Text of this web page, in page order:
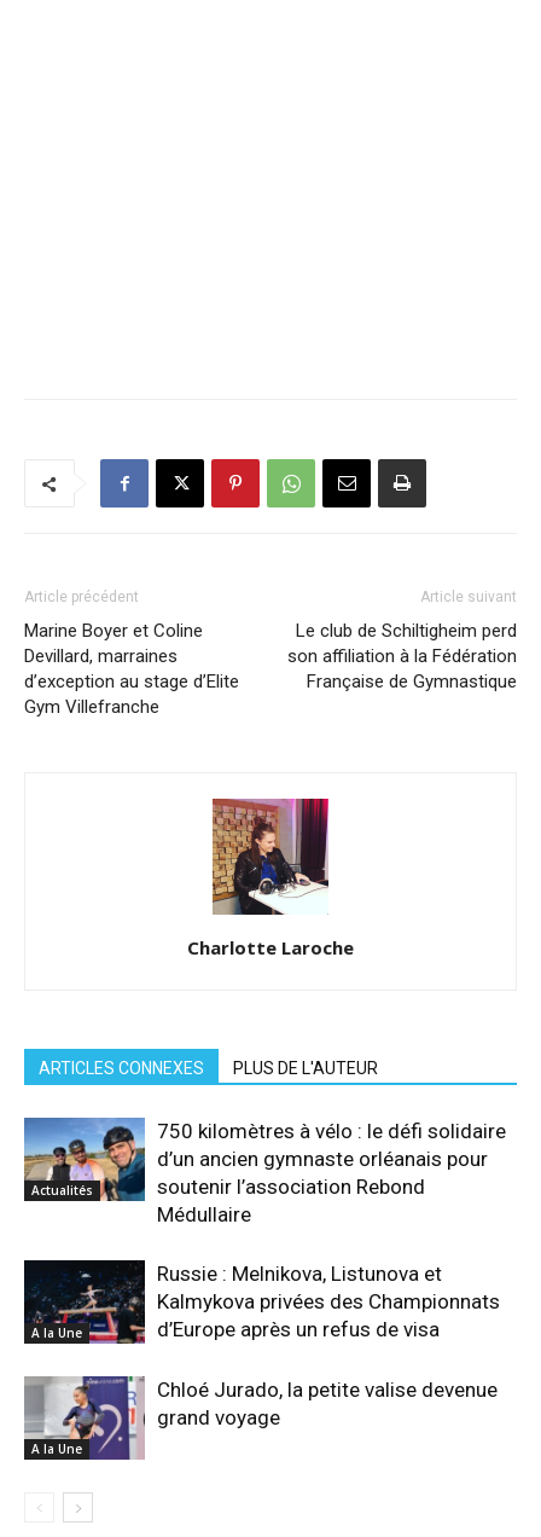
Article précédent
Marine Boyer et Coline
Devillard, marraines
d’exception au stage d’Elite
Gym Villefranche
Article suivant
Le club de Schiltigheim perd
son affiliation à la Fédération
Française de Gymnastique
Charlotte Laroche
ARTICLES CONNEXES PLUS DE L'AUTEUR
Actualités
750 kilomètres à vélo : le défi solidaire
d’un ancien gymnaste orléanais pour
soutenir l’association Rebond
Médullaire
A la Une
Russie : Melnikova, Listunova et
Kalmykova privées des Championnats
d’Europe après un refus de visa
A la Une
Chloé Jurado, la petite valise devenue
grand voyage